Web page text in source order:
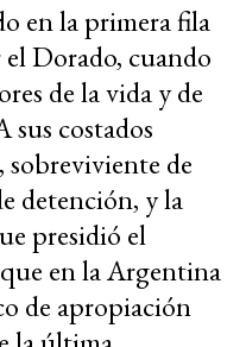
en la primera fila
el Dorado, cuando
de la vida y de
sus costados
de
detención, y la
presidió el
en la Argentina
de apropiación